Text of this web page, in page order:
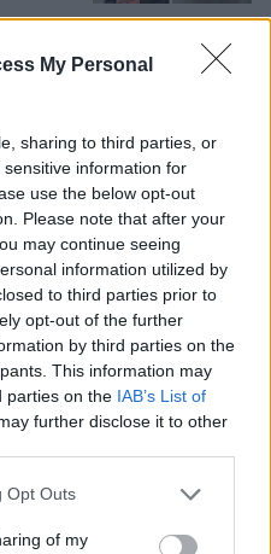
My Personal
sharing to third parties, or
information for
use the below opt-out
Please note that after your
may continue seeing
information utilized by
to third parties prior to
opt-out of the further
by third parties on the
This information may
parties on the IAB’s List of
further disclose it to other
uses one or more Google
behaviour. You may click to
Opt Outs
of my
της η
1
λόγω
και